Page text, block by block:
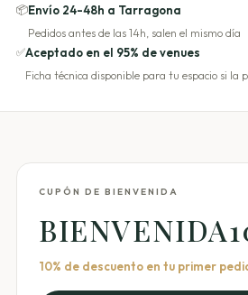
📦Envío 24-48h a Tarragona
Pedidos antes de las 14h, salen el mismo día
✅Aceptado en el 95% de venues
Ficha técnica disponible para tu espacio si la
CUPÓN DE BIENVENIDA
10% de descuento en tu primer